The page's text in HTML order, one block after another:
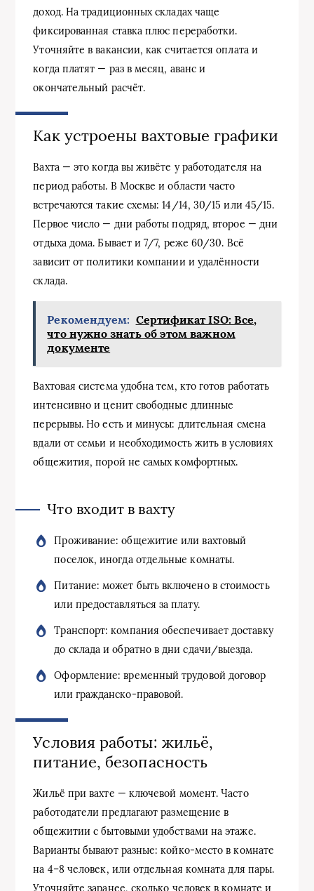
доход. На традиционных складах чаще
фиксированная ставка плюс переработки.
Уточняйте в вакансии, как считается оплата и
когда платят — раз в месяц, аванс и
окончательный расчёт.
Как устроены вахтовые графики
Вахта — это когда вы живёте у работодателя на
период работы. В Москве и области часто
встречаются такие схемы: 14/14, 30/15 или 45/15.
Первое число — дни работы подряд, второе — дни
отдыха дома. Бывает и 7/7, реже 60/30. Всё
зависит от политики компании и удалённости
склада.
Рекомендуем: Сертификат ISO: Все,
что нужно знать об этом важном
документе
Вахтовая система удобна тем, кто готов работать
интенсивно и ценит свободные длинные
перерывы. Но есть и минусы: длительная смена
вдали от семьи и необходимость жить в условиях
общежития, порой не самых комфортных.
Что входит в вахту
Проживание: общежитие или вахтовый
поселок, иногда отдельные комнаты.
Питание: может быть включено в стоимость
или предоставляться за плату.
Транспорт: компания обеспечивает доставку
до склада и обратно в дни сдачи/выезда.
Оформление: временный трудовой договор
или гражданско-правовой.
Условия работы: жильё,
питание, безопасность
Жильё при вахте — ключевой момент. Часто
работодатели предлагают размещение в
общежитии с бытовыми удобствами на этаже.
Варианты бывают разные: койко-место в комнате
на 4–8 человек, или отдельная комната для пары.
Уточняйте заранее, сколько человек в комнате и